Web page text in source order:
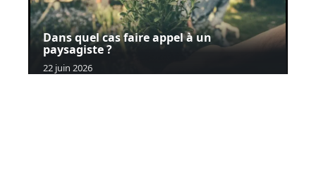
Dans quel cas faire appel à un
paysagiste ?
22 juin 2026